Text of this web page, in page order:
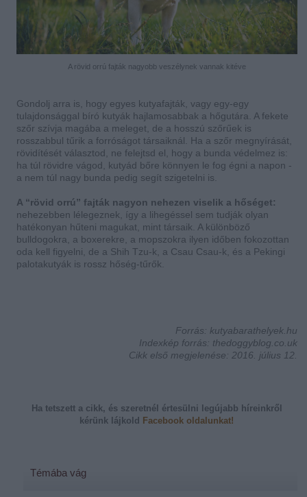
A rövid orrú fajták nagyobb veszélynek vannak kitéve
Gondolj arra is, hogy egyes kutyafajták, vagy egy-egy
tulajdonsággal bíró kutyák hajlamosabbak a hőgutára. A fekete
szőr szívja magába a meleget, de a hosszú szőrűek is
rosszabbul tűrik a forróságot társaiknál. Ha a szőr megnyírását,
rövidítését választod, ne felejtsd el, hogy a bunda védelmez is:
ha túl rövidre vágod, kutyád bőre könnyen le fog égni a napon -
a nem túl nagy bunda pedig segít szigetelni is.
A “rövid orrú” fajták nagyon nehezen viselik a hőséget:
nehezebben lélegeznek, így a lihegéssel sem tudják olyan
hatékonyan hűteni magukat, mint társaik. A különböző
bulldogokra, a boxerekre, a mopszokra ilyen időben fokozottan
oda kell figyelni, de a Shih Tzu-k, a Csau Csau-k, és a Pekingi
palotakutyák is rossz hőség-tűrők.
Forrás: kutyabarathelyek.hu
Indexkép forrás: thedoggyblog.co.uk
Cikk első megjelenése: 2016. július 12.
Ha tetszett a cikk, és szeretnél értesülni legújabb híreinkről
kérünk lájkold Facebook oldalunkat!
Témába vág